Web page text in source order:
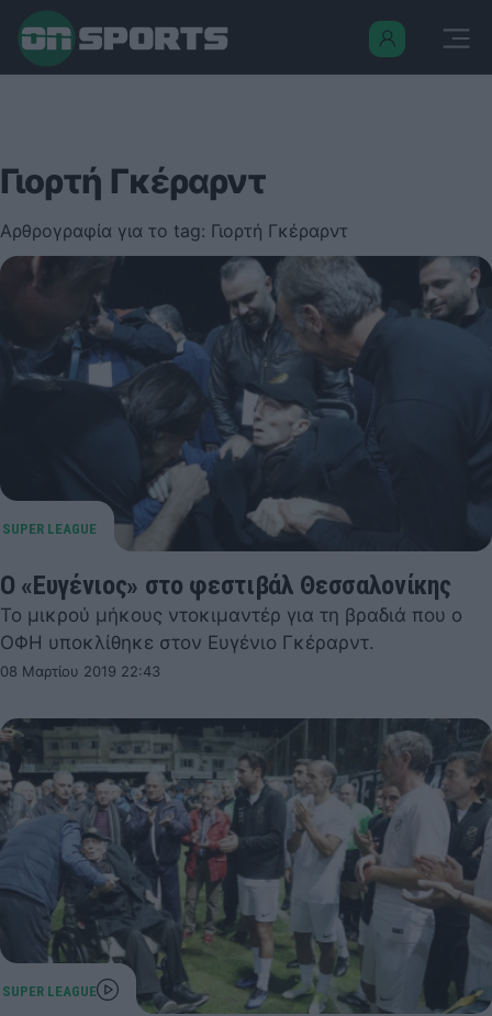
Γιορτή Γκέραρντ
Αρθρογραφία για το tag: Γιορτή Γκέραρντ
Ο «Ευγένιος» στο φεστιβάλ Θεσσαλονίκης
Το μικρού μήκους ντοκιμαντέρ για τη βραδιά που ο
ΟΦΗ υποκλίθηκε στον Ευγένιο Γκέραρντ.
08 Μαρτίου 2019 22:43